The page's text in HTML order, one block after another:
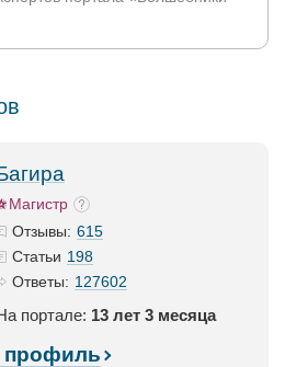
Магистр
Отзывы: 615
Статьи 198
Ответы: 127602
портале: 13 лет 3 месяца